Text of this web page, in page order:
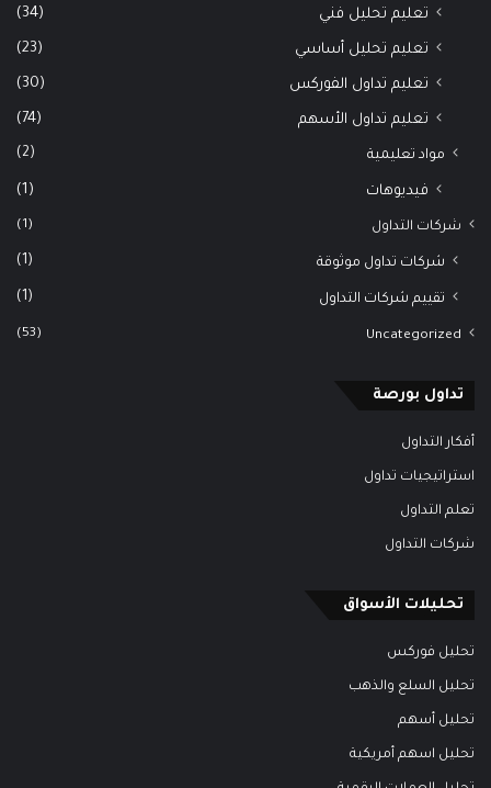
تعليم تحليل فني (34)
تعليم تحليل أساسي (23)
تعليم تداول الفوركس (30)
تعليم تداول الأسهم (74)
مواد تعليمية (2)
فيديوهات (1)
شركات التداول (1)
شركات تداول موثوقة (1)
تقييم شركات التداول (1)
Uncategorized
(53)
تداول بورصة
أفكار التداول
استراتيجيات تداول
تعلم التداول
شركات التداول
تحليلات الأسواق
تحليل فوركس
تحليل السلع والذهب
تحليل أسهم
تحليل اسهم أمريكية